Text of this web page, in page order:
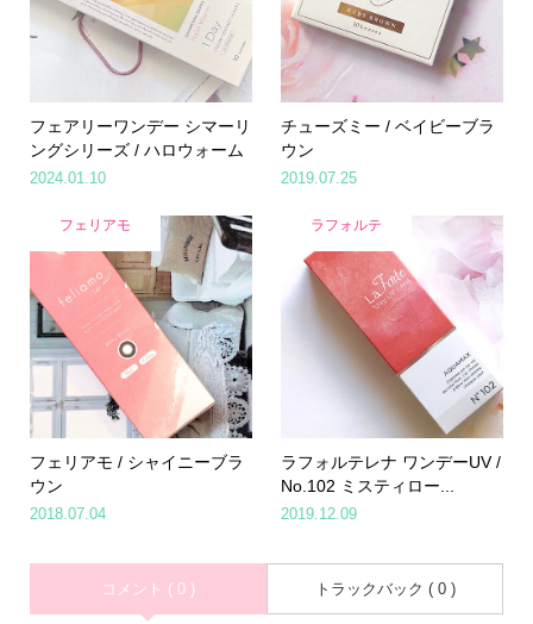
フェアリーワンデー シマーリ
ングシリーズ / ハロウォーム
2024.01.10
チューズミー / ベイビーブラ
ウン
2019.07.25
フェリアモ
フェリアモ / シャイニーブラ
ウン
2018.07.04
ラフォルテ
ラフォルテレナ ワンデーUV /
No.102 ミスティロー...
2019.12.09
コメント ( 0 ) トラックバック ( 0 )